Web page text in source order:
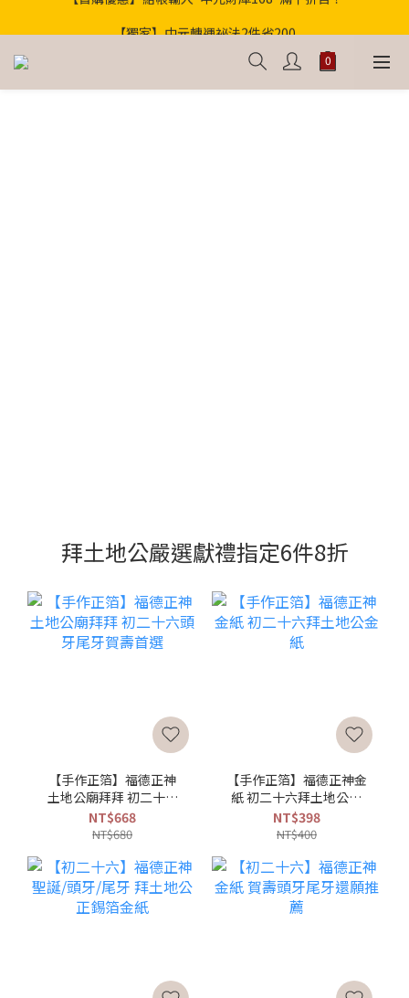
歡迎光臨！全店滿1000免運
拜土地公嚴選獻禮指定6件8折
【手作正箔】福德正神
土地公廟拜拜 初二十六
頭牙尾牙賀壽首選
NT$668
NT$680
【手作正箔】福德正神金
紙 初二十六拜土地公金
紙
NT$398
NT$400